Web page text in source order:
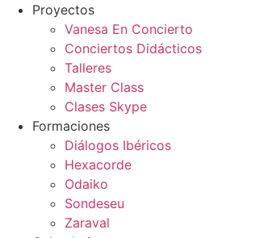
contenido
Proyectos
Vanesa En Concierto
Conciertos Didácticos
Talleres
Master Class
Clases Skype
Formaciones
Diálogos Ibéricos
Hexacorde
Odaiko
Sondeseu
Zaraval